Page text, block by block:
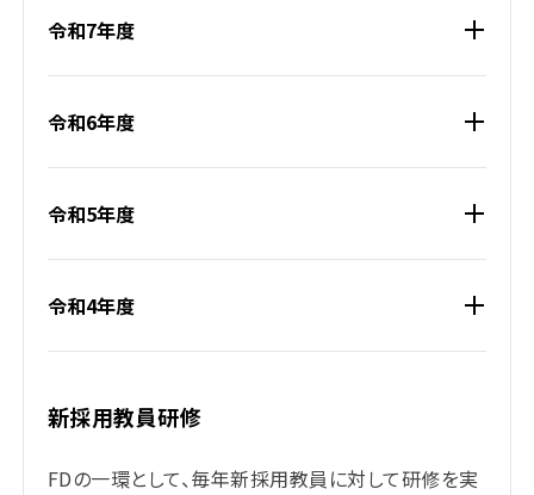
第12回
第3期報告 FD委員会
第11回
平成26年7月26日 学生の主体的な学びを
第10回
第8回
平成25年3月16日 第2期(H23･24年度
第7回
リメディアル教育の現
第4回
3つのポリシー策定の
第3回
平成22年3月13日 H21年度FD委員会の
第1回
平成21年2月26日
令和7年度
令和6年度
令和5年度
令和4年度
新採用教員研修
FDの一環として、毎年新採用教員に対して研修を実